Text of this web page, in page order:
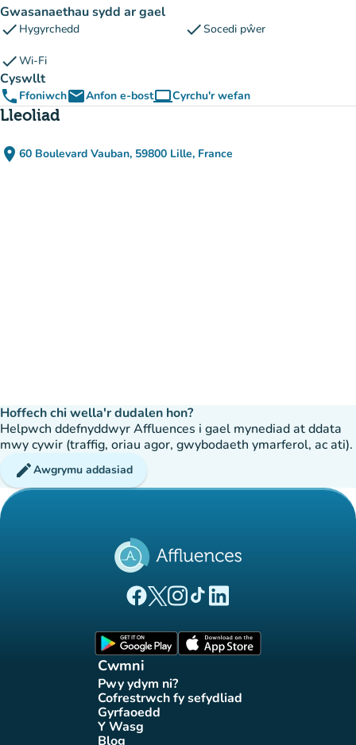
Gwasanaethau sydd ar gael
check Hygyrchedd checkSocedi pŵer
checkWi-Fi
Cyswllt
phone FfoniwchemailAnfon e-bostcomputerCyrchu'r wefan
(tab newydd)
Lleoliad
place 60 Boulevard Vauban, 59800 Lille, France
(agor yn Google Maps)
(tab newydd)
Hoffech chi wella'r dudalen hon?
Helpwch ddefnyddwyr Affluences i gael mynediad at ddata
mwy cywir (traffig, oriau agor, gwybodaeth ymarferol, ac ati).
editAwgrymu addasiad
(tab newydd)
(tab newydd)
(tab newydd)
(tab newydd)
(tab newydd)
Cwmni
Pwy ydym ni?
(tab newydd)
Cofrestrwch fy sefydliad
(tab newydd)
Gyrfaoedd(tab newydd)
Y Wasg(tab newydd)
Blog